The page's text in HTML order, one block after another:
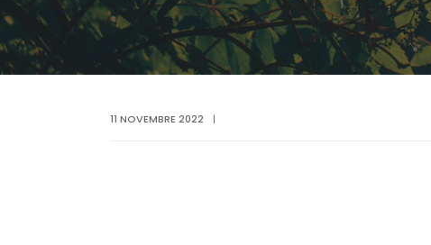
11 NOVEMBRE 2022 |